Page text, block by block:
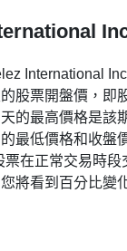
International
股票開盤價，即
的最高價格是該
最低價格和收盤
票在正常交易時
將看到百分比變